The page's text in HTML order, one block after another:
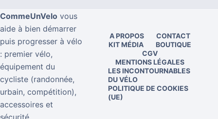
CommeUnVelo vous
aide à bien démarrer
puis progresser à vélo
: premier vélo,
équipement du
cycliste (randonnée,
urbain, compétition),
accessoires et
sécurité.
A PROPOS
CONTACT
KIT MÉDIA
BOUTIQUE
CGV
MENTIONS LÉGALES
LES INCONTOURNABLES
DU VÉLO
POLITIQUE DE COOKIES
(UE)